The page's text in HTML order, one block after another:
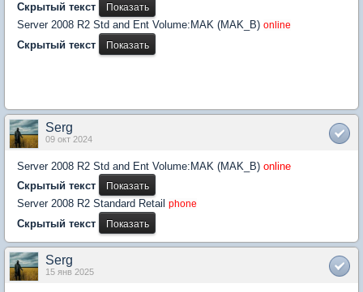
Скрытый текст
Server 2008 R2 Std and Ent Volume:MAK (MAK_B) online
Скрытый текст
Serg
09 окт 2024
Server 2008 R2 Std and Ent Volume:MAK (MAK_B) online
Скрытый текст
Server 2008 R2 Standard Retail phone
Скрытый текст
Serg
15 янв 2025